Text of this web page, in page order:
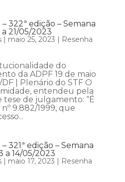
322ª edição – Semana
21/05/2023
| maio 25, 2023 | Resenha
do
da ADPF 19 de maio
| Plenário do STF O
entendeu pela
de julgamento: “É
9.882/1999, que
321ª edição – Semana
a 14/05/2023
| maio 17, 2023 | Resenha